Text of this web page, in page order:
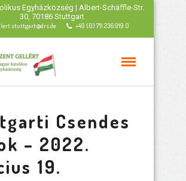
Egyházközség | Albert-Schäffle-Str.
30, 70186 Stuttgart
+49 (0) 711 236 919 0
Csendes
– 2022.
19.